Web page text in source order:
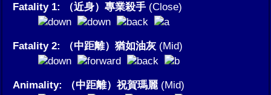
Fatality 1: （近身）專業殺手 (Close)
Fatality 2: （中距離）猶如油灰 (Mid)
Animality: （中距離）祝賀瑪麗 (Mid)